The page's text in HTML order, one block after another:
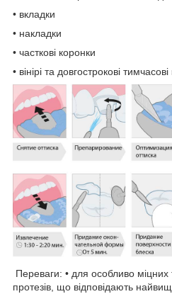
• вкладки
• накладки
• часткові коронки
• вінірі та довгострокові тимчасові
Переваги: • для особливо
протезів, що відповідають